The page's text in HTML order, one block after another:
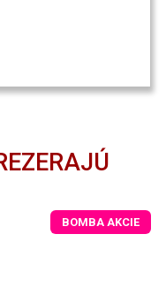
BOMBA AKCIE